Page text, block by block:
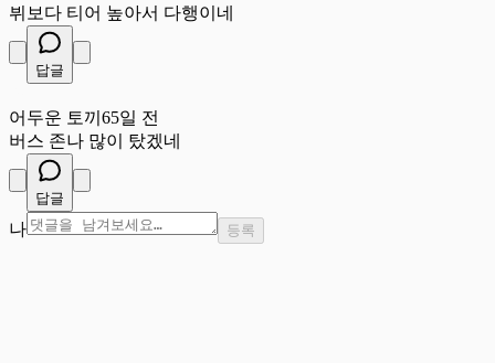
뷔보다 티어 높아서 다행이네
답글
어두운 토끼 65일 전
버스 존나 많이 탔겠네
답글
나 등록